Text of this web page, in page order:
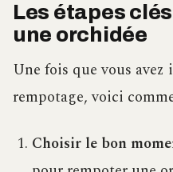
Les étapes
une orchidée
Une fois que vous
rempotage, voici
Choisir le bon